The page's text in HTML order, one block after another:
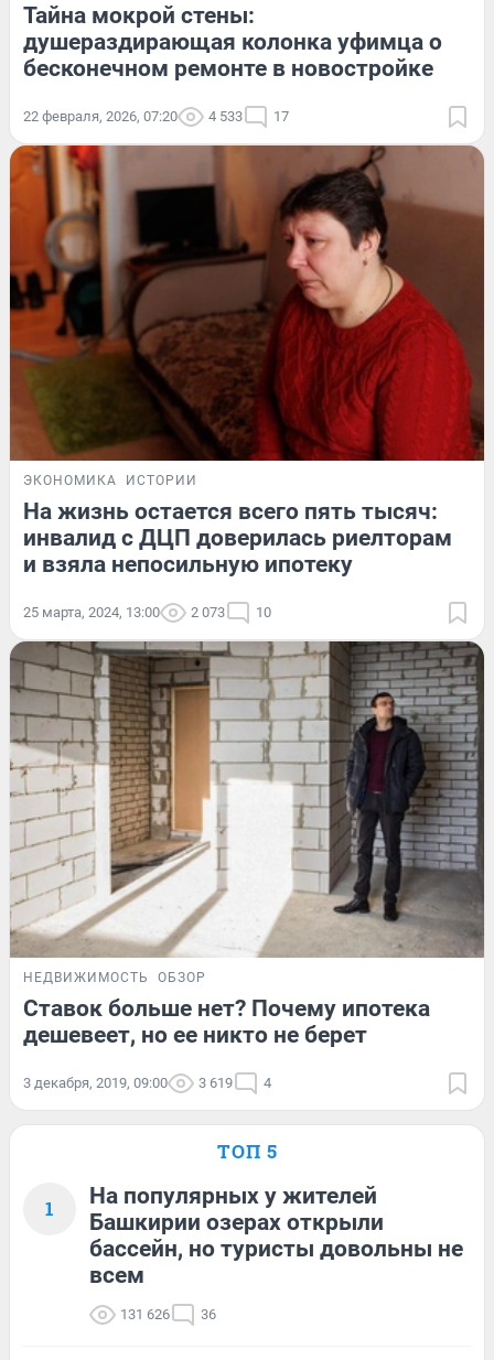
Тайна мокрой стены:
душераздирающая колонка уфимца о
бесконечном ремонте в новостройке
22 февраля, 2026, 07:20 4 533 17
ЭКОНОМИКА ИСТОРИИ
На жизнь остается всего пять тысяч:
инвалид с ДЦП доверилась риелторам
и взяла непосильную ипотеку
25 марта, 2024, 13:00 2 073 10
НЕДВИЖИМОСТЬ ОБЗОР
Ставок больше нет? Почему ипотека
дешевеет, но ее никто не берет
3 декабря, 2019, 09:00 3 619 4
ТОП 5
1
На популярных у жителей
Башкирии озерах открыли
бассейн, но туристы довольны не
всем
131 626 36